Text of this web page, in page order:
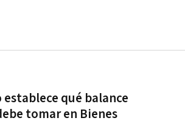
qué balance
tomar en Bienes